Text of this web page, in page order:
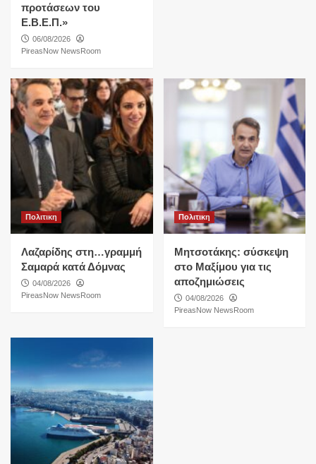
προτάσεων του
Ε.Β.Ε.Π.»
06/08/2026
PireasNow NewsRoom
Πολιτικη
Λαζαρίδης στη…γραμμή
Σαμαρά κατά Δόμνας
04/08/2026
PireasNow NewsRoom
Πολιτικη
Μητσοτάκης: σύσκεψη
στο Μαξίμου για τις
αποζημιώσεις
04/08/2026
PireasNow NewsRoom